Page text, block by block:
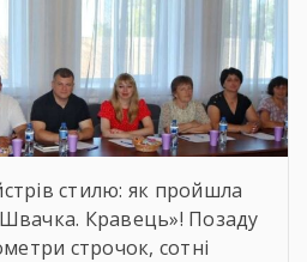
стилю: як пройшла
Кравець»! Позаду
строчок, сотні